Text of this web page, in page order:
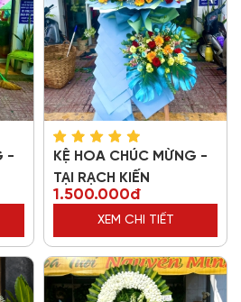
-
KỆ HOA CHÚC MỪNG -
TẠI RẠCH KIẾN
1.500.000đ
XEM CHI TIẾT